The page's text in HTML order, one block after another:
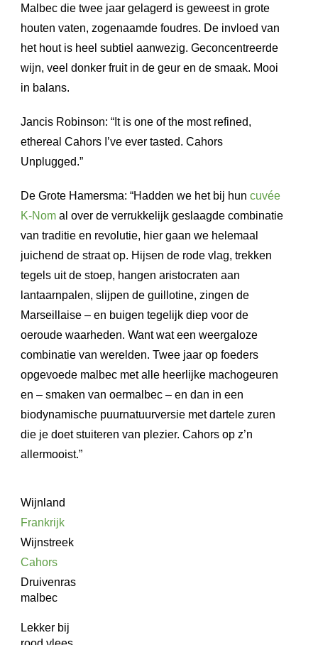
Malbec die twee jaar gelagerd is geweest in grote
houten vaten, zogenaamde foudres. De invloed van
het hout is heel subtiel aanwezig. Geconcentreerde
wijn, veel donker fruit in de geur en de smaak. Mooi
in balans.
Jancis Robinson: “It is one of the most refined,
ethereal Cahors I’ve ever tasted. Cahors
Unplugged.”
De Grote Hamersma: “Hadden we het bij hun cuvée
K-Nomal over de verrukkelijk geslaagde combinatie
van traditie en revolutie, hier gaan we helemaal
juichend de straat op. Hijsen de rode vlag, trekken
tegels uit de stoep, hangen aristocraten aan
lantaarnpalen, slijpen de guillotine, zingen de
Marseillaise – en buigen tegelijk diep voor de
oeroude waarheden. Want wat een weergaloze
combinatie van werelden. Twee jaar op foeders
opgevoede malbec met alle heerlijke machogeuren
en – smaken van oermalbec – en dan in een
biodynamische puurnatuurversie met dartele zuren
die je doet stuiteren van plezier. Cahors op z’n
allermooist.”
Wijnland
Frankrijk
Wijnstreek
Cahors
Druivenras
malbec
Lekker bij